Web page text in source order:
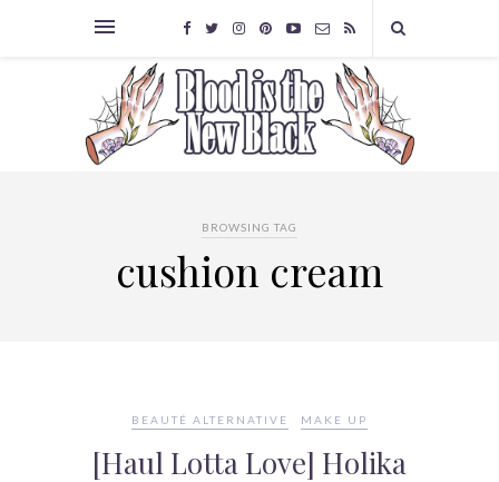
BROWSING TAG
cushion cream
BEAUTÉ ALTERNATIVE MAKE UP
[Haul Lotta Love] Holika